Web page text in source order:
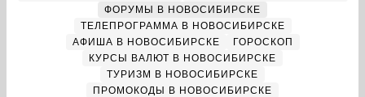
ФОРУМЫ В НОВОСИБИРСКЕ
ТЕЛЕПРОГРАММА В НОВОСИБИРСКЕ
АФИША В НОВОСИБИРСКЕ
ГОРОСКОП
КУРСЫ ВАЛЮТ В НОВОСИБИРСКЕ
ТУРИЗМ В НОВОСИБИРСКЕ
ПРОМОКОДЫ В НОВОСИБИРСКЕ